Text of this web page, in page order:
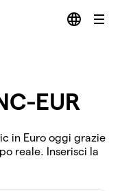
EUR
in Euro oggi grazie
reale. Inserisci la